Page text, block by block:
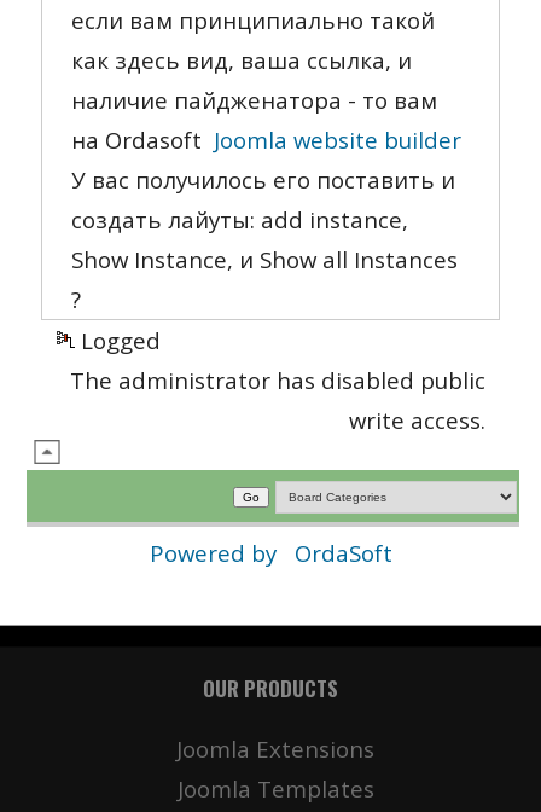
если вам принципиально такой
как здесь вид, ваша ссылка, и
наличие пайдженатора - то вам
на Ordasoft Joomla website builder
У вас получилось его поставить и
создать лайуты: add instance,
Show Instance, и Show all Instances
?
Logged
The administrator has disabled public
write access.
Powered by OrdaSoft
OUR PRODUCTS
Joomla Extensions
Joomla Templates